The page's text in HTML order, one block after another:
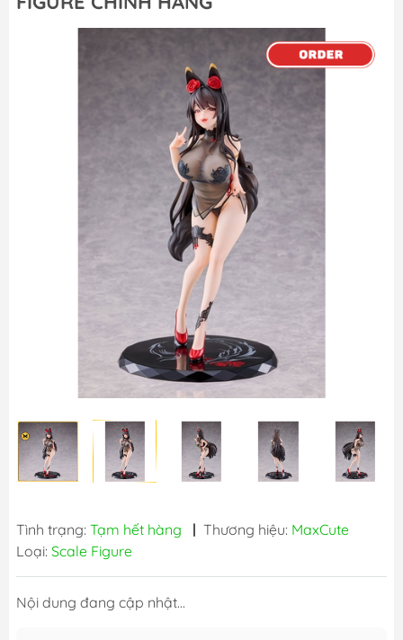
Tình trạng: Tạm hết hàng | Thương hiệu: MaxCute
Loại: Scale Figure
Nội dung đang cập nhật...